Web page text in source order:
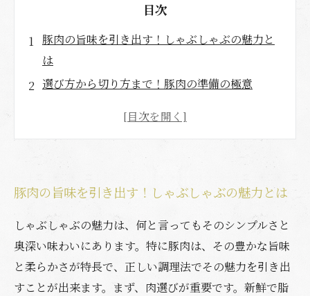
目次
豚肉の旨味を引き出す！しゃぶしゃぶの魅力と
は
選び方から切り方まで！豚肉の準備の極意
ゃぶ
豚肉の美味しさを最大限に引き出すための秘訣
しゃぶしゃぶの極意を学び、究極の一皿を作ろ
う
豚肉の旨味を引き出す！しゃぶしゃぶの魅力とは
しゃぶしゃぶの魅力は、何と言ってもそのシンプルさと
奥深い味わいにあります。特に豚肉は、その豊かな旨味
と柔らかさが特長で、正しい調理法でその魅力を引き出
すことが出来ます。まず、肉選びが重要です。新鮮で脂